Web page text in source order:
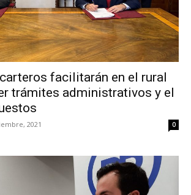
facilitarán en el rural
trámites administrativos y el
2021 0